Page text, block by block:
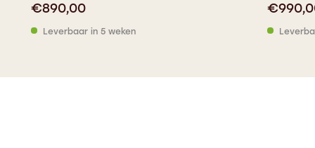
€890,00
Leverbaar in 5 weken
€